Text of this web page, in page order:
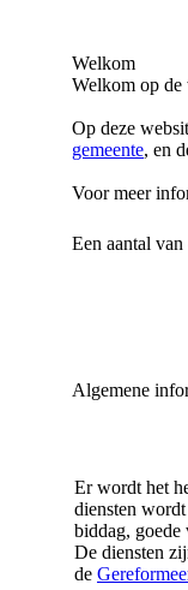
Welkom
Welkom op de
Op deze
gemeente, en
Voor meer
Een aantal
Algemene
Er wordt het
diensten
biddag, goede
De diensten
de